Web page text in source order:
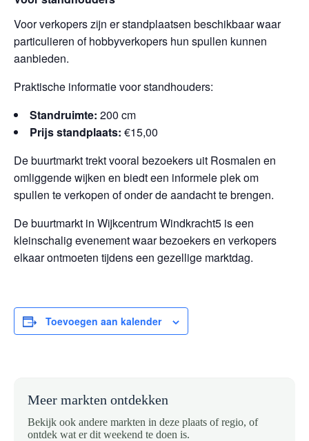
Voor verkopers zijn er standplaatsen beschikbaar waar
particulieren of hobbyverkopers hun spullen kunnen
aanbieden.
Praktische informatie voor standhouders:
Standruimte: 200 cm
Prijs standplaats: €15,00
De buurtmarkt trekt vooral bezoekers uit Rosmalen en
omliggende wijken en biedt een informele plek om
spullen te verkopen of onder de aandacht te brengen.
De buurtmarkt in Wijkcentrum Windkracht5 is een
kleinschalig evenement waar bezoekers en verkopers
elkaar ontmoeten tijdens een gezellige marktdag.
Toevoegen aan kalender
Meer markten ontdekken
Bekijk ook andere markten in deze plaats of regio, of
ontdek wat er dit weekend te doen is.